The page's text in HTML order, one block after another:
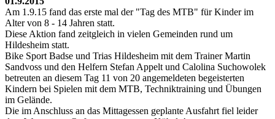
Am 1.9.15 fand das erste mal der "Tag des MTB" für Kinder im
Alter von 8 - 14 Jahren statt.
Diese Aktion fand zeitgleich in vielen Gemeinden rund um
Hildesheim statt.
Bike Sport Badse und Trias Hildesheim mit dem Trainer Martin
Sandvoss und den Helfern Stefan Appelt und Calolina Suchowolek
betreuten an diesem Tag 11 von 20 angemeldeten begeisterten
Kindern bei Spielen mit dem MTB, Techniktraining und Übungen
im Gelände.
Die im Anschluss an das Mittagessen geplante Ausfahrt fiel leider